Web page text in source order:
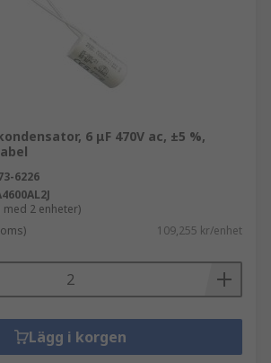
6 μF 470V ac, ±5 %,
6226
2 enheter)
109,255 kr/enhet
Lägg i korgen